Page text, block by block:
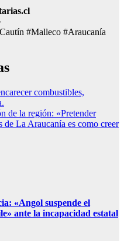
#Malleco #Araucanía
combustibles,
de la región: «Pretender
de La Araucanía es como creer
«Angol suspende el
ante la incapacidad estatal